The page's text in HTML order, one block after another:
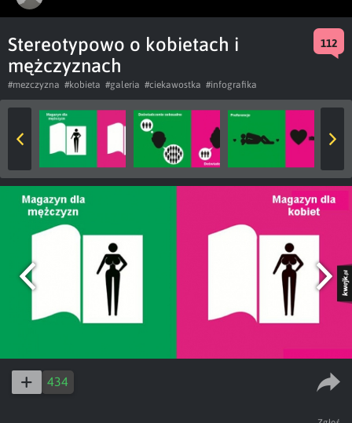
Stereotypowo o kobietach i
mężczyznach
112
#mezczyzna #kobieta #galeria #ciekawostka #infografika
434